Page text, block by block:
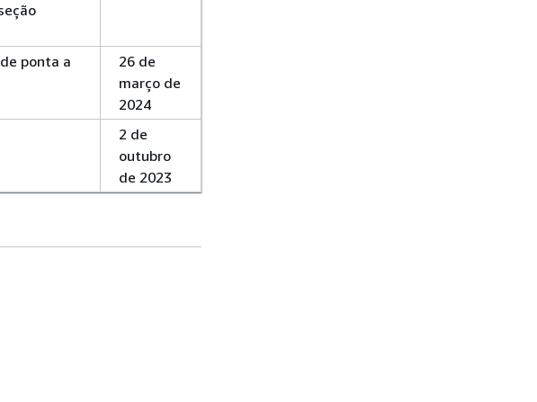
ponta a
26 de
março de
2024
2 de
outubro
de 2023